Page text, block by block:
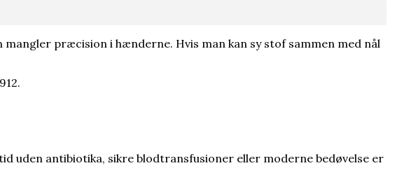
det passer
præcision i hænderne. Hvis man kan sy stof sammen med nål
uden antibiotika, sikre blodtransfusioner eller moderne bedøvelse er